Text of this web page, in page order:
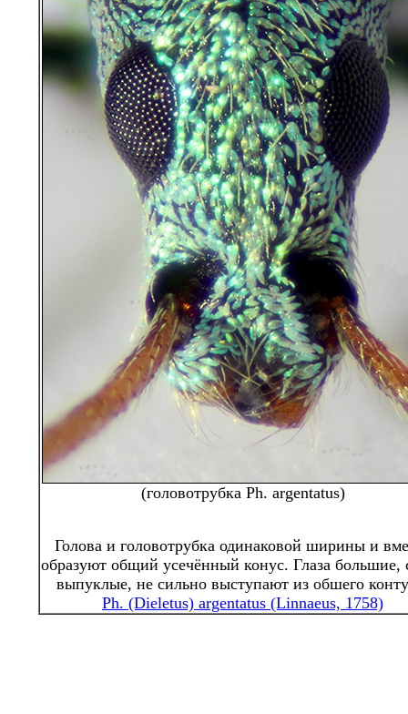
(головотрубка Ph. argentatus)
Голова и головотрубка одинаковой ширины и
образуют общий усечённый конус. Глаза большие,
выпуклые, не сильно выступают из обшего
Ph. (Dieletus) argentatus (Linnaeus, 1758)